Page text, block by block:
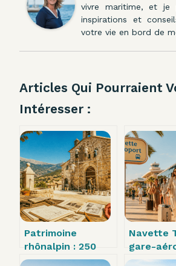
vivre maritime, et je
inspirations et
votre vie en bord de
Articles Qui Pourraient
Intéresser :
Patrimoine
rhônalpin : 250
associations, 40
Navette
gare-
9€ et 25